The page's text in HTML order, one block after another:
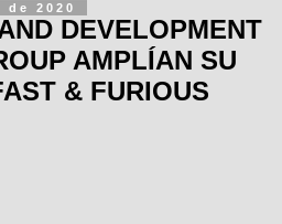
2020
DEVELOPMENT
AMPLÍAN SU
& FURIOUS